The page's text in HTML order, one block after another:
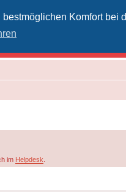
Komfort
im Helpdesk